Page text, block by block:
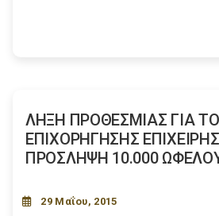
ΛΗΞΗ ΠΡΟΘΕΣΜΙΑΣ ΓΙΑ
ΕΠΙΧΟΡΗΓΗΣΗΣ
ΠΡΟΣΛΗΨΗ 10.000
29 Μαΐου, 2015